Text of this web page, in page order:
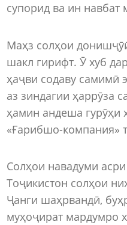
супорид ва ин
Маҳз солҳои
шакл гирифт. Ӯ хуб
ҳаҷви содаву самимӣ
аз зиндагии ҳаррӯза
ҳамин андеша гурӯҳи
«Ғарибшо-компания»
Солҳои навадуми
Тоҷикистон солҳои
Ҷанги шаҳрвандӣ,
муҳоҷират мардумро